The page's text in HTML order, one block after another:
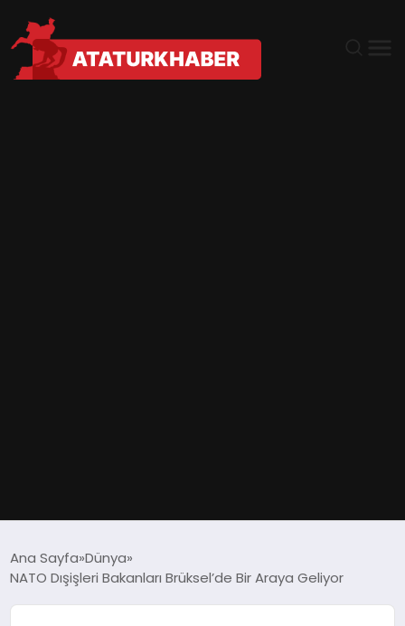
DÜNYA
Ana Sayfa Dünya
NATO Dışişleri Bakanları Brüksel’de Bir Araya Geliyor